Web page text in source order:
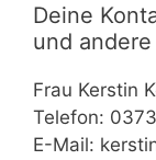
Deine
und
Frau Kerstin
Telefon:
E-Mail: